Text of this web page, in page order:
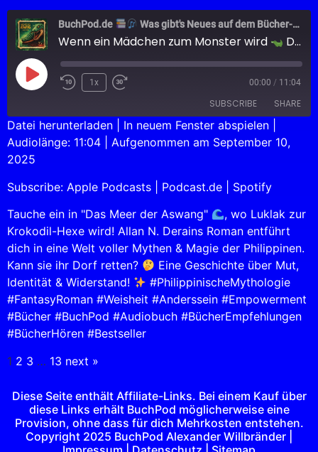
BuchPod.de Was gibt's Neues auf dem Bücher-Markt?
Wenn ein Mädchen zum Monster wird DAS MEER DER ASWANG
1x 00:00 / 11:04
SUBSCRIBE SHARE
Apple Podcasts Podcast.de
RSS FEED
SHARE
EMBED
Datei herunterladen In neuem Fenster abspielen
Audiolänge: 11:04
Aufgenommen am September 10,
2025
Subscribe: Apple Podcasts Podcast.de
Spotify
Tauche ein in "Das Meer der Aswang"
, wo Luklak zur
Krokodil-Hexe wird! Allan N. Derains Roman entführt
dich in eine Welt voller Mythen & Magie der Philippinen.
Kann sie ihr Dorf retten?
Eine Geschichte über Mut,
Identität & Widerstand!
#PhilippinischeMythologie
#FantasyRoman #Weisheit #Anderssein #Empowerment
#Bücher #BuchPod #Audiobuch #BücherEmpfehlungen
#BücherHören #Bestseller
1 2 3 … 13 next »
Diese Seite enthält Affiliate-Links. Bei einem Kauf über
diese Links erhält BuchPod möglicherweise eine
Provision, ohne dass für dich Mehrkosten entstehen.
Copyright 2025 BuchPod Alexander Willbränder |